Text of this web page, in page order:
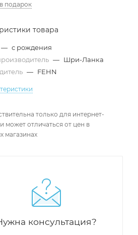
подарок
товара
— с рождения
— Шри-Ланка
— FEHN
только для интернет-
может отличаться от цен в
магазинах
консультация?